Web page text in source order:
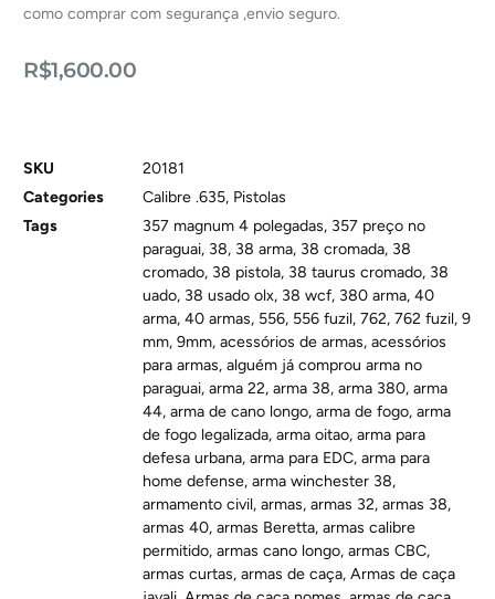
como comprar com segurança ,envio seguro.
R$1,600.00
SKU
20181
Categories
Calibre .635, Pistolas
Tags
357 magnum 4 polegadas, 357 preço no
paraguai, 38, 38 arma, 38 cromada, 38
cromado, 38 pistola, 38 taurus cromado, 38
uado, 38 usado olx, 38 wcf, 380 arma,40
arma,40 armas, 556, 556 fuzil,762,762 fuzil,9
mm,9mm,acessórios de armas,acessórios
para armas,alguém já comprou arma no
paraguai,arma 22,arma 38,arma 380,arma
44,arma de cano longo,arma de fogo,arma
de fogo legalizada,arma oitao,arma para
defesa urbana,arma para EDC,arma para
home defense,arma winchester 38,
armamento civil,armas,armas 32,armas 38,
armas 40,armas Beretta,armas calibre
permitido,armas cano longo,armas CBC,
armas curtas,armas de caça,Armas de caça